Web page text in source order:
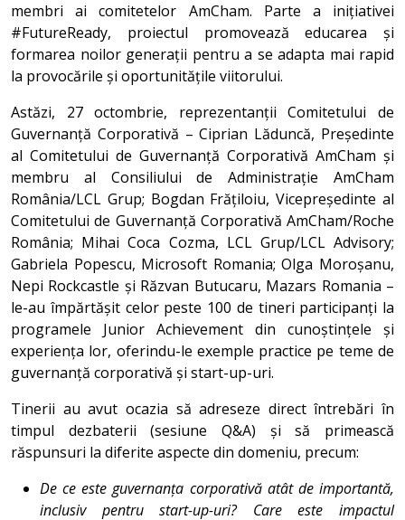
membri ai comitetelor AmCham. Parte a inițiativei
#FutureReady, proiectul promovează educarea și
formarea noilor generații pentru a se adapta mai rapid
la provocările și oportunitățile viitorului.
Astăzi, 27 octombrie, reprezentanții Comitetului de
Guvernanță Corporativă – Ciprian Lăduncă, Președinte
al Comitetului de Guvernanță Corporativă AmCham și
membru al Consiliului de Administrație AmCham
România/LCL Grup; Bogdan Frățiloiu, Vicepreședinte al
Comitetului de Guvernanță Corporativă AmCham/Roche
România; Mihai Coca Cozma, LCL Grup/LCL Advisory;
Gabriela Popescu, Microsoft Romania; Olga Moroșanu,
Nepi Rockcastle și Răzvan Butucaru, Mazars Romania –
le-au împărtășit celor peste 100 de tineri participanți la
programele Junior Achievement din cunoștințele și
experiența lor, oferindu-le exemple practice pe teme de
guvernanță corporativă și start-up-uri.
Tinerii au avut ocazia să adreseze direct întrebări în
timpul dezbaterii (sesiune Q&A) și să primească
răspunsuri la diferite aspecte din domeniu, precum:
De ce este guvernanța corporativă atât de importantă,
inclusiv pentru start-up-uri? Care este impactul